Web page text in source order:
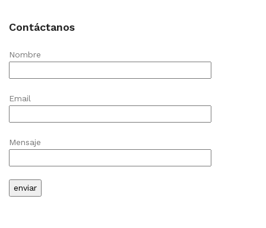
Contáctanos
Nombre
Email
Mensaje